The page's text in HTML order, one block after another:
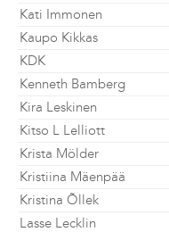
Kati Immonen
Kaupo Kikkas
KDK
Kenneth Bamberg
Kira Leskinen
Kitso L Lelliott
Krista Mölder
Kristiina Mäenpää
Kristina Õllek
Lasse Lecklin